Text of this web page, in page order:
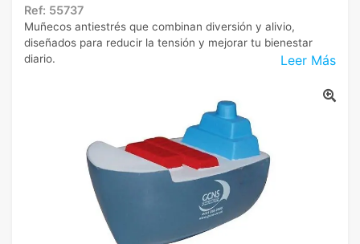
Ref: 55737
Leer Más
Muñecos antiestrés que combinan diversión y alivio,
diseñados para reducir la tensión y mejorar tu bienestar
diario.